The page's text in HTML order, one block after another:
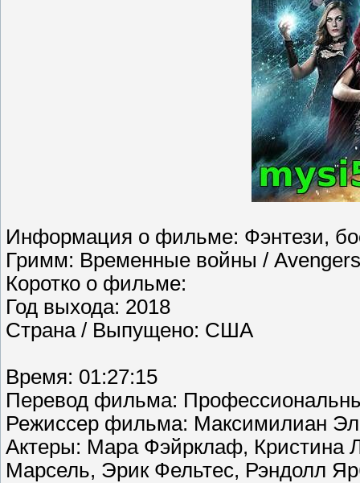
Информация о фильме: Фэнтези,
Гримм: Временные войны /
Коротко о фильме:
Год выхода: 2018
Страна / Выпущено: США
Время: 01:27:15
Перевод фильма:
Режиссер фильма: Максимилиан
Актеры: Мара Фэйрклаф, Кристина
Марсель, Эрик Фельтес, Рэндолл